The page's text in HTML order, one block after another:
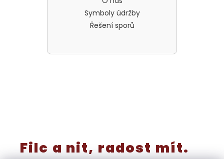
Symboly údržby
Řešení sporů
Filc a nit, radost mít.